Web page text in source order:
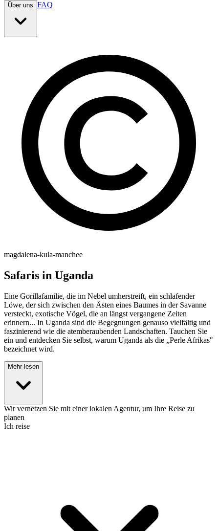
Über uns FAQ
magdalena-kula-manchee
Safaris in Uganda
Eine Gorillafamilie, die im Nebel umherstreift, ein schlafender
Löwe, der sich zwischen den Ästen eines Baumes in der Savanne
versteckt, exotische Vögel, die an längst vergangene Zeiten
erinnern... In Uganda sind die Begegnungen genauso vielfältig und
faszinierend wie die atemberaubenden Landschaften. Tauchen Sie
ein und entdecken Sie selbst, warum Uganda als die „Perle Afrikas"
bezeichnet wird.
Mehr lesen
Wir vernetzen Sie mit einer lokalen Agentur, um Ihre Reise zu
planen
Ich reise